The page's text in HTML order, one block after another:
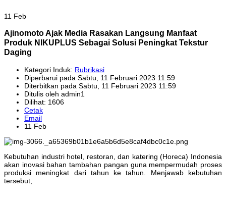
11 Feb
Ajinomoto Ajak Media Rasakan Langsung Manfaat
Produk NIKUPLUS Sebagai Solusi Peningkat Tekstur
Daging
Kategori Induk: Rubrikasi
Diperbarui pada Sabtu, 11 Februari 2023 11:59
Diterbitkan pada Sabtu, 11 Februari 2023 11:59
Ditulis oleh admin1
Dilihat: 1606
Cetak
Email
11 Feb
Kebutuhan industri hotel, restoran, dan katering (Horeca) Indonesia
akan inovasi bahan tambahan pangan guna mempermudah proses
produksi meningkat dari tahun ke tahun. Menjawab kebutuhan
tersebut,